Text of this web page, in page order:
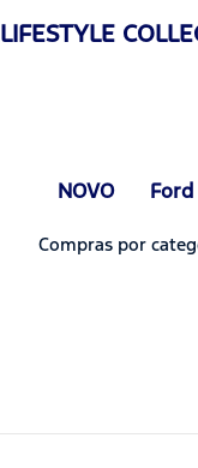
LIFESTYLE
NOVO
Compras por